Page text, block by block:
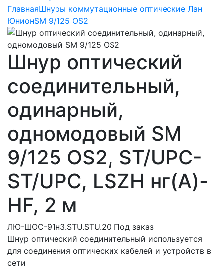
ГлавнаяШнуры коммутационные оптические Лан
ЮнионSM 9/125 OS2
Шнур оптический
соединительный,
одинарный,
одномодовый SM
9/125 OS2, ST/UPC-
ST/UPC, LSZH нг(A)-
HF, 2 м
ЛЮ-ШОС-91н3.STU.STU.20 Под заказ
Шнур оптический соединительный используется
для соединения оптических кабелей и устройств в
сети